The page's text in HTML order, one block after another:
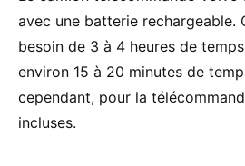
avec une batterie rechargeable.
besoin de 3 à 4 heures de
environ 15 à 20 minutes de
cependant, pour la
incluses.